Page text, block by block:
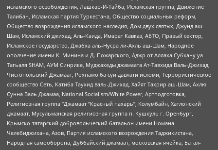
исламского освобождения, Лашкар-И-Тайба, Исламская группа, Движение
Талибан, Исламская партия Туркестана, Общество социальных реформ,
Общество возрождения исламского наследия, Дом двух святых, Джунд аш-
Шам, Исламский джихад, Аль-Каида, Имарат Кавказ, АБТО, Правый сектор,
Исламское государство, Джабха аль-Нусра ли-Ахль аш-Шам, Народное
ополчение имени К. Минина и Д. Пожарского, Аджр от Аллаха Субхану уа
Тагьаля SHAM, АУМ Синрике, Муджахеды джамаата Ат-Тавхида Валь-Джихад,
Чистопольский Джамаат, Рохнамо ба суи давлати исломи, Террористическое
сообщество Сеть, Катиба Таухид валь-Джихад, Хайят Тахрир аш-Шам, Ахлю
Сунна Валь Джамаа, National Socialism/White Power, Артподготовка,
Религиозная группа “Джамаат “Красный пахарь”, Колумбайн, Хатлонский
джамаат, Мусульманская религиозная группа п. Кушкуль г. Оренбург,
Крымско-татарский добровольческий батальон имени Номана
Челебиджихана, Азов, Партия исламского возрождения Таджикистана,
Народная самооборона, Дуббайский джамаат, московская ячейка, Батал-